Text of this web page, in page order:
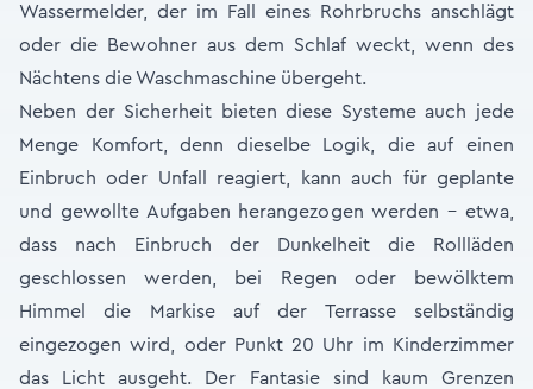
Wassermelder, der im Fall eines Rohrbruchs anschlägt
oder die Bewohner aus dem Schlaf weckt, wenn des
Nächtens die Waschmaschine übergeht.
Neben der Sicherheit bieten diese Systeme auch jede
Menge Komfort, denn dieselbe Logik, die auf einen
Einbruch oder Unfall reagiert, kann auch für geplante
und gewollte Aufgaben herangezogen werden – etwa,
dass nach Einbruch der Dunkelheit die Rollläden
geschlossen werden, bei Regen oder bewölktem
Himmel die Markise auf der Terrasse selbständig
eingezogen wird, oder Punkt 20 Uhr im Kinderzimmer
das Licht ausgeht. Der Fantasie sind kaum Grenzen